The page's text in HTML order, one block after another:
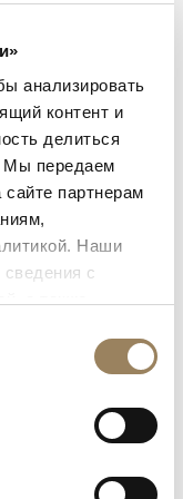
анализировать
контент и
делиться
Мы передаем
партнерам
Наши
с
не обошли
особых
ранее
простоту его
и
хронограф
показывать
Уменьшение